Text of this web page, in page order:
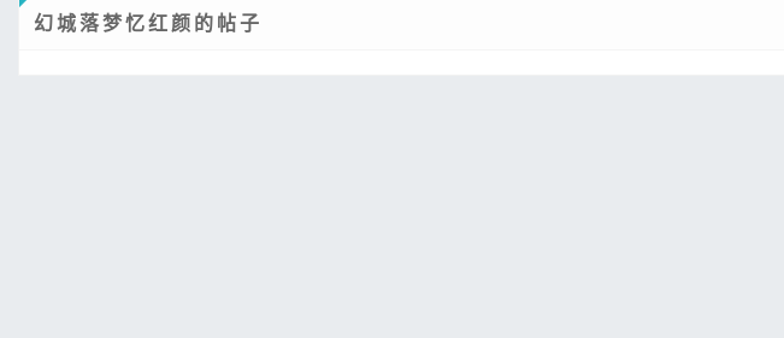
幻城落梦忆红颜的帖子